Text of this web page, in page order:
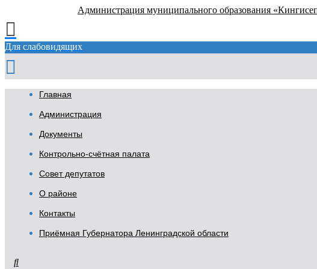
Администрация муниципального образования
Для слабовидящих
Главная
Администрация
Документы
Контрольно-счётная палата
Совет депутатов
О районе
Контакты
Приёмная Губернатора Ленинградской области